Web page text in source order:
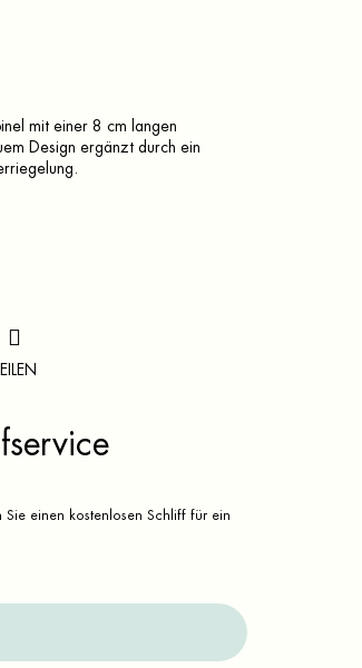
mit einer 8 cm langen
Design ergänzt durch ein
TEILEN
einen kostenlosen Schliff für ein